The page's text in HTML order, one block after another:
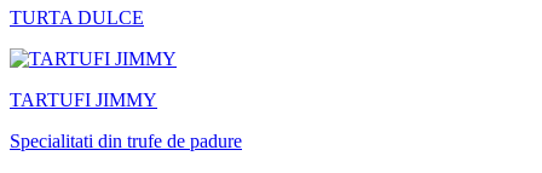
TURTA DULCE
TARTUFI JIMMY
Specialitati din trufe de padure